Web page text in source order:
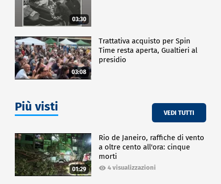
03:30
03:08
Trattativa acquisto per Spin
Time resta aperta, Gualtieri al
presidio
Più visti VEDI TUTTI
01:29
Rio de Janeiro, raffiche di vento
a oltre cento all'ora: cinque
morti
4 visualizzazioni